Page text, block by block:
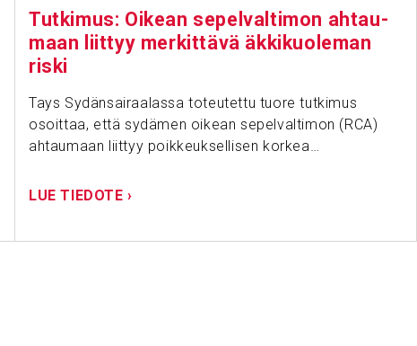
Tutkimus: Oikean sepel­val­timon ahtau­
maan liittyy merkit­tävä äkki­kuo­leman
riski
Tays Sydänsairaalassa toteutettu tuore tutkimus
osoittaa, että sydämen oikean sepelvaltimon (RCA)
ahtaumaan liittyy poikkeuksellisen korkea…
LUE TIEDOTE ›